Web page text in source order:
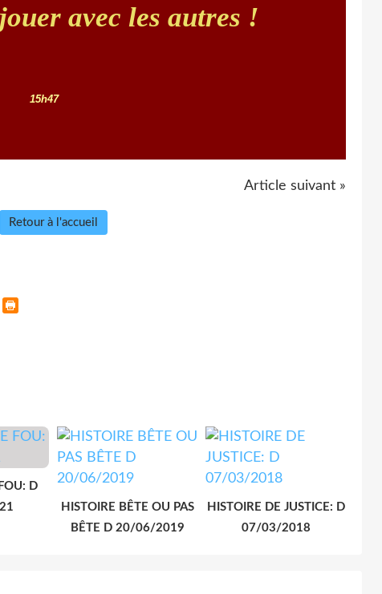
avec les autres !
15h47
Article suivant »
Retour à l'accueil
D
HISTOIRE BÊTE OU PAS
BÊTE D 20/06/2019
HISTOIRE DE JUSTICE: D
07/03/2018